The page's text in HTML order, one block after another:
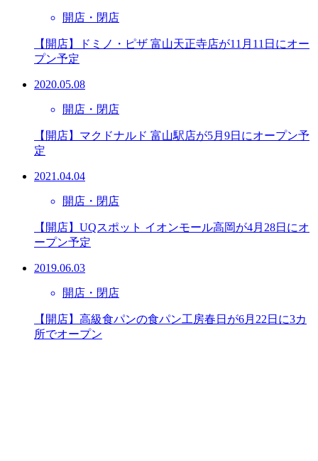
開店・閉店
【開店】ドミノ・ピザ 富山天正寺店が11月11日にオー
プン予定
2020.05.08
開店・閉店
【開店】マクドナルド 富山駅店が5月9日にオープン予
定
2021.04.04
開店・閉店
【開店】UQスポット イオンモール高岡が4月28日にオ
ープン予定
2019.06.03
開店・閉店
【開店】高級食パンの食パン工房春日が6月22日に3カ
所でオープン